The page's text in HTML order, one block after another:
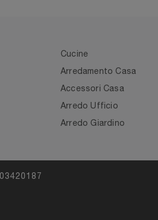
Cucine
Arredamento Casa
Accessori Casa
Arredo Ufficio
Arredo Giardino